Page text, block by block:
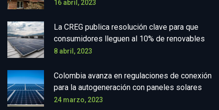
16 abril, 2023
La CREG publica resolución clave para que
consumidores lleguen al 10% de renovables
8 abril, 2023
Colombia avanza en regulaciones de conexión
para la autogeneración con paneles solares
24 marzo, 2023